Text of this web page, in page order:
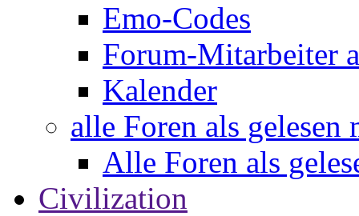
Emo-Codes
Forum-Mitarbeiter
Kalender
alle Foren als gelesen
Alle Foren als
Civilization